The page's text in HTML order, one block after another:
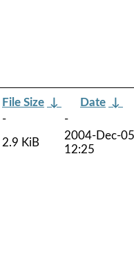
File Size ↓ Date ↓
-
-
2.9 KiB
2004-Dec-05
12:25